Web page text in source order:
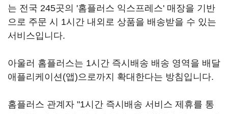
는 전국 245곳의 '홈플러스 익스프레스' 매장을 기반
으로 주문 시 1시간 내외로 상품을 배송받을 수 있는
서비스입니다.
아울러 홈플러스는 1시간 즉시배송 배송 영역을 배달
애플리케이션(앱)으로까지 확대한다는 방침입니다.
홈플러스 관계자 "1시간 즉시배송 서비스 제휴를 통